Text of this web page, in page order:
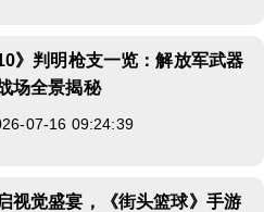
》判明枪支一览：解放军武器
场全景揭秘
07-16 09:24:39
视觉盛宴，《街头篮球》手游